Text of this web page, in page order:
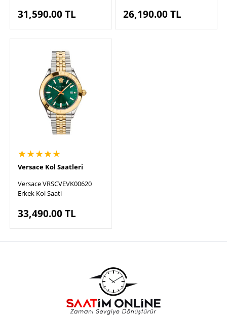
31,590.00TL 26,190.00TL
★★★★★
Versace Kol Saatleri
Versace VRSCVEVK00620
Erkek Kol Saati
33,490.00TL